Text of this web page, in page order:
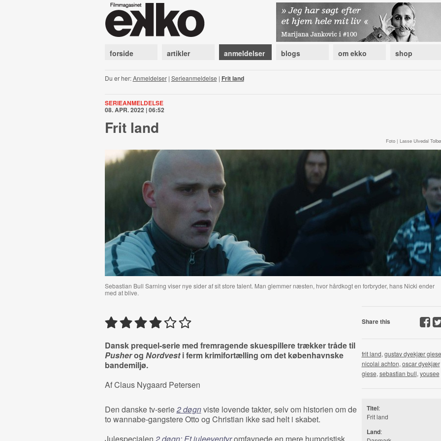
forside artikler anmeldelser blogs om ekko shop
Du er her:Anmeldelser| Serieanmeldelse | Frit land
SERIEANMELDELSE
08. APR. 2022 | 06:52
Frit land
Foto | Lasse Ulvedal
Sebastian Bull Sarning viser nye sider af sit store talent. Man glemmer næsten, hvor hårdkogt en forbryder, hans Nicki ender
med at blive.
Dansk prequel-serie med fremragende skuespillere trækker tråde til
Pusherog Nordvesti ferm krimifortælling om det københavnske
bandemiljø.
Af Claus Nygaard Petersen
Den danske tv-serie2 døgnviste lovende takter, selv om historien om de
to wannabe-gangstere Otto og Christian ikke sad helt i skabet.
Share this
frit land, gustav dyekjær giese
nicolai achton, oscar dyekjær
giese, sebastian bull, yousee
Titel:
Frit land
Land: